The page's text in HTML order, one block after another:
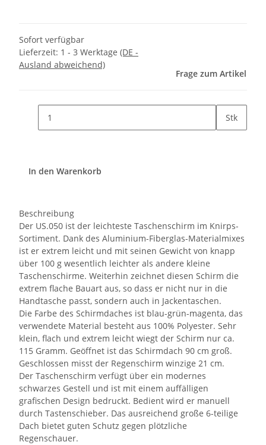
Sofort verfügbar
Lieferzeit: 1 - 3 Werktage (DE -
Ausland abweichend)
Frage zum Artikel
Stk
In den Warenkorb
Beschreibung
Der US.050 ist der leichteste Taschenschirm im Knirps-
Sortiment. Dank des Aluminium-Fiberglas-Materialmixes
ist er extrem leicht und mit seinen Gewicht von knapp
über 100 g wesentlich leichter als andere kleine
Taschenschirme. Weiterhin zeichnet diesen Schirm die
extrem flache Bauart aus, so dass er nicht nur in die
Handtasche passt, sondern auch in Jackentaschen.
Die Farbe des Schirmdaches ist blau-grün-magenta, das
verwendete Material besteht aus 100% Polyester. Sehr
klein, flach und extrem leicht wiegt der Schirm nur ca.
115 Gramm. Geöffnet ist das Schirmdach 90 cm groß.
Geschlossen misst der Regenschirm winzige 21 cm.
Der Taschenschirm verfügt über ein modernes
schwarzes Gestell und ist mit einem auffälligen
grafischen Design bedruckt. Bedient wird er manuell
durch Tastenschieber. Das ausreichend große 6-teilige
Dach bietet guten Schutz gegen plötzliche
Regenschauer.